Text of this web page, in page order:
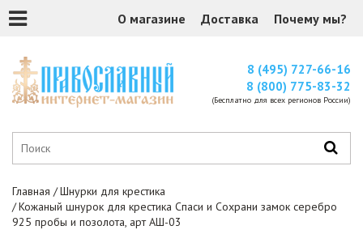
О магазине Доставка Почему мы?
8 (495) 727-66-16
8 (800) 775-83-32
(Бесплатно для всех регионов России)
Главная
Шнурки для крестика
Кожаный шнурок для крестика Спаси и Сохрани замок серебро
925 пробы и позолота, арт АШ-03